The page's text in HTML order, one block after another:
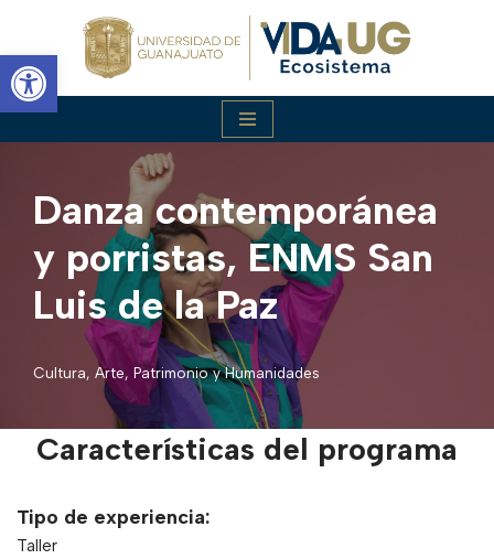
Abrir barra de herramientas
Saltar
al
contenido
Danza contemporánea
y porristas, ENMS San
Luis de la Paz
Cultura, Arte, Patrimonio y Humanidades
Características del programa
Tipo de experiencia:
Taller